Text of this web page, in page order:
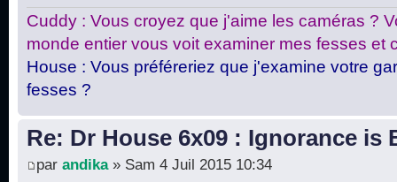
Cuddy : Vous croyez que j'aime les caméras ?
monde entier vous voit examiner mes fesses et
House : Vous préféreriez que j'examine votre
fesses ?
Re: Dr House 6x09 : Ignorance is
par andika» Sam 4 Juil 2015 10:34